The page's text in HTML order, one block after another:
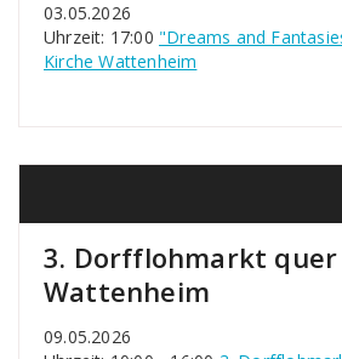
03.05.2026
Uhrzeit: 17:00 "Dreams and
Kirche Wattenheim
3. Dorfflohmarkt
Wattenheim
09.05.2026